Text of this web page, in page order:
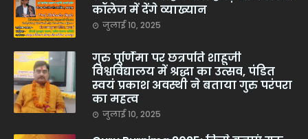
कॉलेज में देंगे व्याख्यान
जुलाई 10, 2025
गुरु पूर्णिमा पर छत्रपति शाहूजी
विश्वविद्यालय में श्रद्धा का उत्सव, पंडित
स्वयं प्रकाश अवस्थी ने बताया गुरु परंपरा
का महत्व
जुलाई 10, 2025